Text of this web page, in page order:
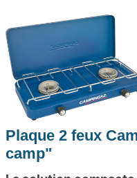
Plaque 2 feux
camp"